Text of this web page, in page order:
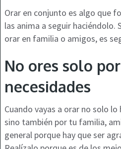
Orar en conjunto es algo que
las anima a seguir haciéndolo.
orar en familia o amigos, es
No ores solo
necesidades
Cuando vayas a orar no solo
sino también por tu familia,
general porque hay que ser